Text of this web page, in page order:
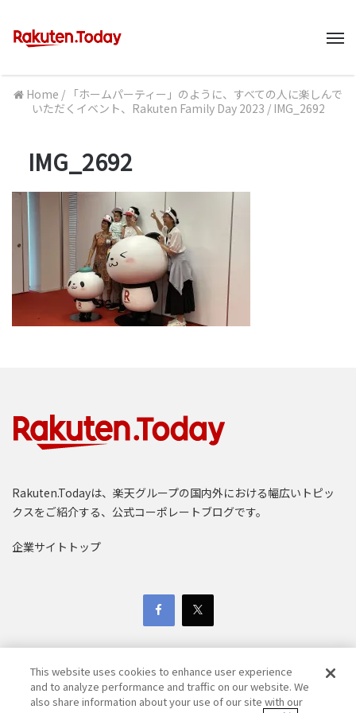
Home / 「ホームパーティー」のように、すべての人に楽しんで
いただくイベント、Rakuten Family Day 2023 / IMG_2692
IMG_2692
Rakuten.Todayは、楽天グループの国内外における幅広いトピッ
クスをご紹介する、公式コーポレートブログです。
企業サイトトップ
This website uses cookies to enhance user experience
and to analyze performance and traffic on our website. We
also share information about your use of our site with our